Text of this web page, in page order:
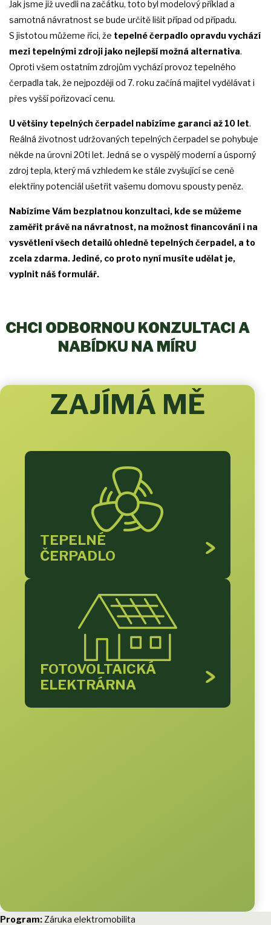
Jak jsme již uvedli na začátku, toto byl modelový příklad a
samotná návratnost se bude určitě lišit případ od případu.
S jistotou můžeme říci, že tepelné čerpadlo opravdu vychází
mezi tepelnými zdroji jako nejlepší možná alternativa.
Oproti všem ostatním zdrojům vychází provoz tepelného
čerpadla tak, že nejpozději od 7. roku začíná majitel vydělávat i
přes vyšší pořizovací cenu.
U většiny tepelných čerpadel nabízíme garanci až 10 let.
Reálná životnost udržovaných tepelných čerpadel se pohybuje
někde na úrovni 20ti let. Jedná se o vyspělý moderní a úsporný
zdroj tepla, který má vzhledem ke stále zvyšující se ceně
elektřiny potenciál ušetřit vašemu domovu spousty peněz.
Nabízíme Vám bezplatnou konzultaci, kde se můžeme
zaměřit právě na návratnost, na možnost financování i na
vysvětlení všech detailů ohledně tepelných čerpadel, a to
zcela zdarma. Jediné, co proto nyní musíte udělat je,
vyplnit náš formulář.
CHCI ODBORNOU KONZULTACI A
NABÍDKU NA MÍRU
ZAJÍMÁ MĚ
TEPELNÉ
ČERPADLO
FOTOVOLTAICKÁ
ELEKTRÁRNA
Program: Záruka elektromobilita